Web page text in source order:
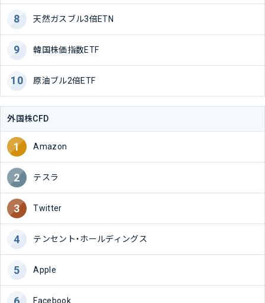
天然ガスブル3倍ETN
韓国株価指数ETF
原油ブル2倍ETF
外国株CFD
Amazon
テスラ
Twitter
テンセント・ホールディングス
Apple
Facebook